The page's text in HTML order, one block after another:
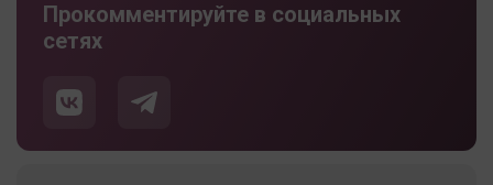
Прокомментируйте в социальных
сетях